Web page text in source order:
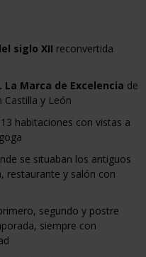
siglo XII reconvertida
La Marca de Excelencia de
y León
habitaciones con vistas a
se situaban los antiguos
restaurante y salón con
segundo y postre
siempre con